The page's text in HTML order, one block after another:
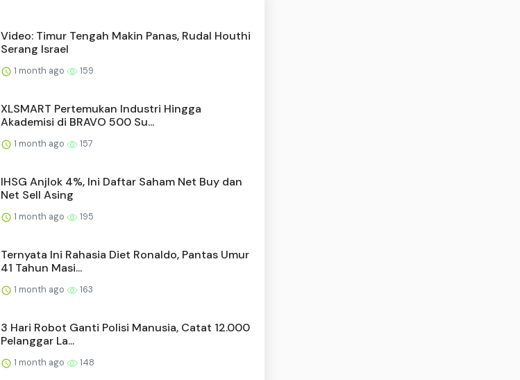
Video: Timur Tengah Makin Panas, Rudal Houthi
Serang Israel
1 month ago 159
XLSMART Pertemukan Industri Hingga
Akademisi di BRAVO 500 Su...
1 month ago 157
IHSG Anjlok 4%, Ini Daftar Saham Net Buy dan
Net Sell Asing
1 month ago 195
Ternyata Ini Rahasia Diet Ronaldo, Pantas Umur
41 Tahun Masi...
1 month ago 163
3 Hari Robot Ganti Polisi Manusia, Catat 12.000
Pelanggar La...
1 month ago 148